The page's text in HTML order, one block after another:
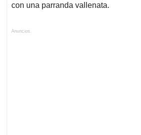
con una parranda vallenata.
Anuncios.